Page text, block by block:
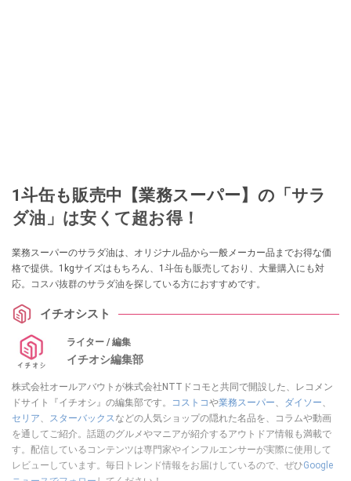
1斗缶も販売中【業務スーパー】の「サラ
ダ油」は安くて超お得！
業務スーパーのサラダ油は、オリジナル品から一般メーカー品までお得な価
格で提供。1kgサイズはもちろん、1斗缶も販売しており、大量購入にも対
応。コスパ抜群のサラダ油を探している方におすすめです。
イチオシスト
ライター / 編集
イチオシ編集部
株式会社オールアバウトが株式会社NTTドコモと共同で開設した、レコメン
ドサイト『イチオシ』の編集部です。
コストコや業務スーパー、 ダイソー、
セリア、 スターバックスなどの人気ショップの隠れた名品を、コラムや動画
を通してご紹介。話題のグルメやマニアが紹介するアウトドア情報も満載で
す。配信しているコンテンツは専門家やインフルエンサーが実際に使用して
レビューしています。毎日トレンド情報をお届けしているので、ぜひGoogle